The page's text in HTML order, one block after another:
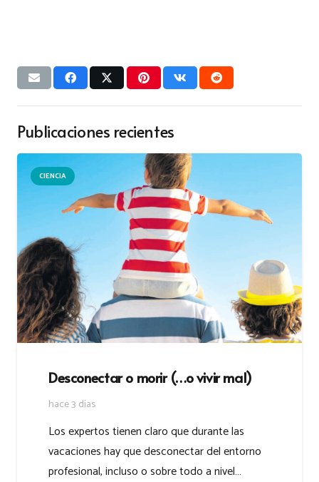
Publicaciones recientes
CIENCIA
Desconectar o morir (…o vivir mal)
hace 3 días
Los expertos tienen claro que durante las
vacaciones hay que desconectar del entorno
profesional, incluso o sobre todo a nivel…